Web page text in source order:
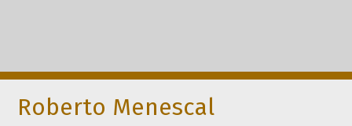
Roberto Menescal